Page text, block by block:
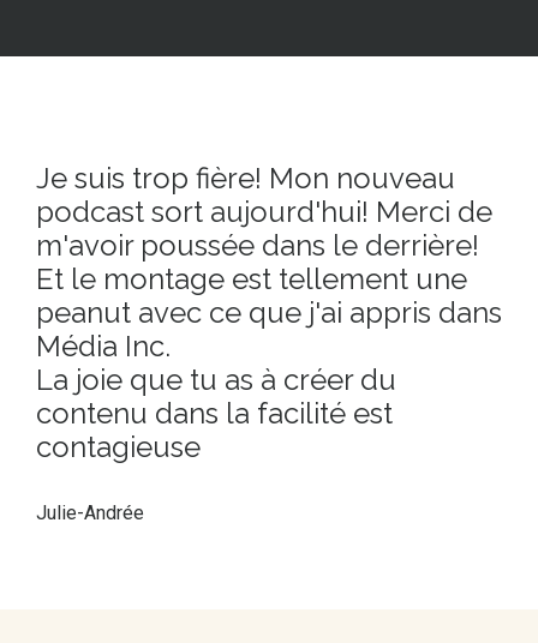
Je suis trop fière! Mon nouveau
podcast sort aujourd'hui! Merci de
m'avoir poussée dans le derrière!
Et le montage est tellement une
peanut avec ce que j'ai appris dans
Média Inc.
La joie que tu as à créer du
contenu dans la facilité est
contagieuse
Julie-Andrée